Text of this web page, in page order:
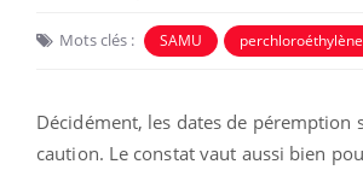
Mots clés : SAMU perchloroéthylène
Décidément, les dates de péremption
caution. Le constat vaut aussi bien